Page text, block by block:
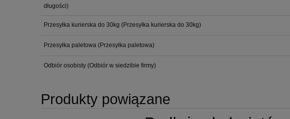
długości)
Przesyłka kurierska do 30kg (Przesyłka kurierska do 30kg)
Przesyłka paletowa (Przesyłka paletowa)
Odbiór osobisty (Odbiór w siedzibie firmy)
Produkty powiązane